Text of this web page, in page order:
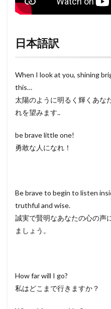
日本語訳
When I look at you, shining
this…
太陽のように明るく輝くあな
れを望みます..
be brave little one!
勇敢な人になれ！
Be brave to begin to listen
truthful and wise.
誠実で賢明なあなたの心の声
ましょう。
How far will I go?
私はどこまで行きますか？